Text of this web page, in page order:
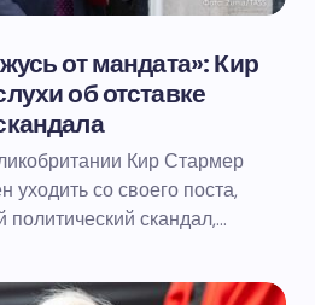
от мандата»: Кир
об отставке
Кир Стармер
уходить со своего поста,
скандал,…